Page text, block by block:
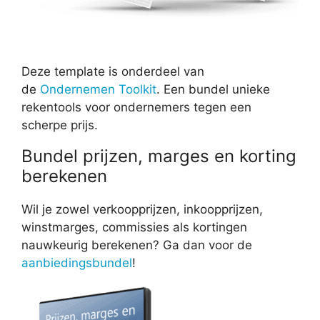
Deze template is onderdeel van
de Ondernemen Toolkit. Een bundel unieke
rekentools voor ondernemers tegen een
scherpe prijs.
Bundel prijzen, marges en korting
berekenen
Wil je zowel verkoopprijzen, inkoopprijzen,
winstmarges, commissies als kortingen
nauwkeurig berekenen? Ga dan voor de
aanbiedingsbundel!